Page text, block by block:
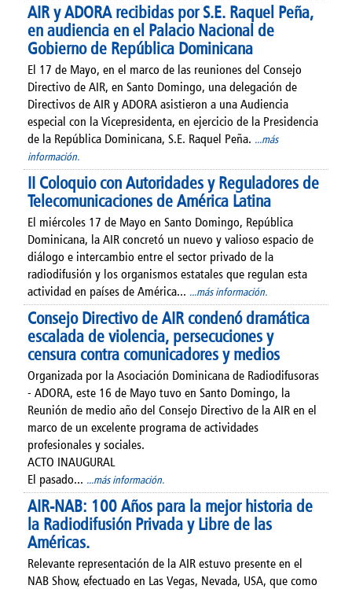
AIR y ADORA recibidas por S.E. Raquel Peña,
en audiencia en el Palacio Nacional de
Gobierno de República Dominicana
El 17 de Mayo, en el marco de las reuniones del Consejo
Directivo de AIR, en Santo Domingo, una delegación de
Directivos de AIR y ADORA asistieron a una Audiencia
especial con la Vicepresidenta, en ejercicio de la Presidencia
de la República Dominicana, S.E. Raquel Peña. ...más
información.
II Coloquio con Autoridades y Reguladores de
Telecomunicaciones de América Latina
El miércoles 17 de Mayo en Santo Domingo, República
Dominicana, la AIR concretó un nuevo y valioso espacio de
diálogo e intercambio entre el sector privado de la
radiodifusión y los organismos estatales que regulan esta
actividad en países de América... ...más información.
Consejo Directivo de AIR condenó dramática
escalada de violencia, persecuciones y
censura contra comunicadores y medios
Organizada por la Asociación Dominicana de Radiodifusoras
- ADORA, este 16 de Mayo tuvo en Santo Domingo, la
Reunión de medio año del Consejo Directivo de la AIR en el
marco de un excelente programa de actividades
profesionales y sociales.
ACTO INAUGURAL
El pasado... ...más información.
AIR-NAB: 100 Años para la mejor historia de
la Radiodifusión Privada y Libre de las
Américas.
Relevante representación de la AIR estuvo presente en el
NAB Show, efectuado en Las Vegas, Nevada, USA, que como